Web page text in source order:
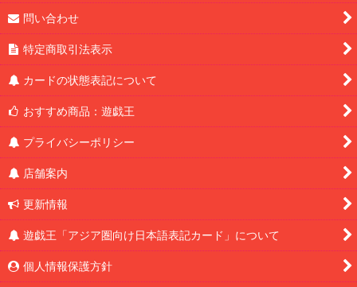
問い合わせ
特定商取引法表示
カードの状態表記について
おすすめ商品：遊戯王
プライバシーポリシー
店舗案内
更新情報
遊戯王「アジア圏向け日本語表記カード」について
個人情報保護方針